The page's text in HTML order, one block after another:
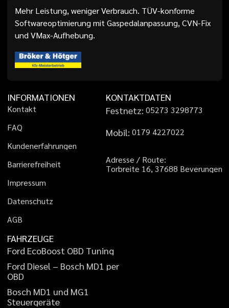
Mehr Leistung, weniger Verbrauch. TÜV-konforme
Softwareoptimierung mit Gaspedalanpassung, CVN-Fix
und VMax-Aufhebung.
INFORMATIONEN
Kontakt
FAQ
Kundenerfahrungen
Barrierefreiheit
Impressum
Datenschutz
AGB
KONTAKTDATEN
Festnetz: 05273 3298773
Mobil: 01 79 4227022
Adresse / Route:
Torbreite 16, 37688 Beverungen
FAHRZEUGE
Ford EcoBoost OBD Tuning
Ford Diesel – Bosch MD1 per
OBD
Bosch MD1 und MG1
Steuergeräte